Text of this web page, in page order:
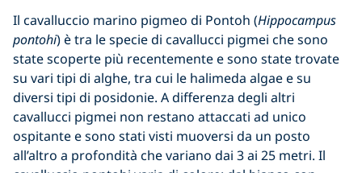
Il cavalluccio marino pigmeo di Pontoh (Hippocampus
pontohi)è tra le specie di cavallucci pigmei che sono
state scoperte più recentemente e sono state trovate
su vari tipi di alghe, tra cui le halimeda algaee su
diversi tipi di posidonie. A differenza degli altri
cavallucci pigmei non restano attaccati ad unico
ospitante e sono stati visti muoversi da un posto
all’altro a profondità che variano dai 3 ai 25 metri. Il